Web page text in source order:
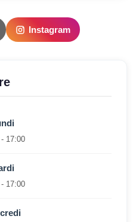
Instagram
17:00
17:00